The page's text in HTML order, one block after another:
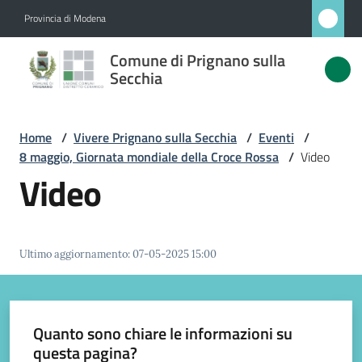
Provincia di Modena
Comune di Prignano sulla
Secchia
Comune
di
sulla
Secchia
Vivere
Home / Vivere Prignano sulla Secchia / Eventi /
8 maggio, Giornata mondiale della Croce Rossa / Video
Video
Ultimo aggiornamento:07-05-2025 15:00
Quanto sono chiare le informazioni su
questa pagina?